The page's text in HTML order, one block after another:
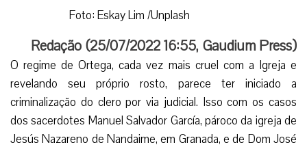
Foto: Eskay Lim /Unplash
Redação (25/07/2022 16:55, Gaudium Press)
O regime de Ortega, cada vez mais cruel com a Igreja e
revelando seu próprio rosto, parece ter iniciado a
criminalização do clero por via judicial. Isso com os casos
dos sacerdotes Manuel Salvador García, pároco da igreja de
Jesús Nazareno de Nandaime, em Granada, e de Dom José